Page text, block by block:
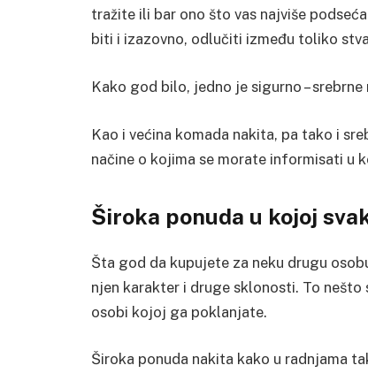
tražite ili bar ono što vas najviše
biti i izazovno, odlučiti između toliko
Kako god bilo, jedno je sigurno –
Kao i većina komada nakita, pa tako i
načine o kojima se morate informisati u
Široka ponuda u kojoj
Šta god da kupujete za neku drugu
njen karakter i druge sklonosti. To nešto
osobi kojoj ga poklanjate.
Široka ponuda nakita kako u radnjama